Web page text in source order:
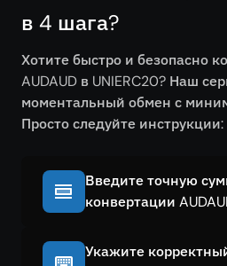
в 4 шага?
Хотите быстро и безопасно
AUDAUD в UNIERC20? Наш
моментальный обмен с
Просто следуйте инструкции:
Введите точную
конвертации
Укажите